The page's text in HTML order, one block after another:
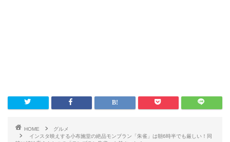
HOME
グルメ
インスタ映えする小布施堂の絶品モンブラン「朱雀」は朝6時半でも厳しい！同